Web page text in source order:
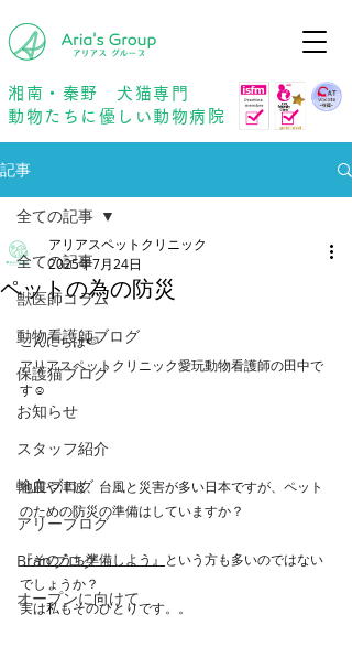
湘南・秦野 犬猫専門
動物たちに優しい動物病院
記事
全ての記事
獣医師コラム
動物看護師ブログ
保護猫ブログ
お知らせ
スタッフ紹介
輸血ブログ
アリーブログ
Branブログ
オープンに向けて
全ての記事
ペットの為の防災
アリアスペットクリニック
2025年7月24日
こんにちは🍉
アリアスペットクリニック愛玩動物看護師の田中で
す☺
地震や津波、台風と災害が多い日本ですが、ペット
のための防災の準備はしていますか？
『そのうち準備しよう』 という方も多いのではない
でしょうか？
実は私もそのひとりです。。